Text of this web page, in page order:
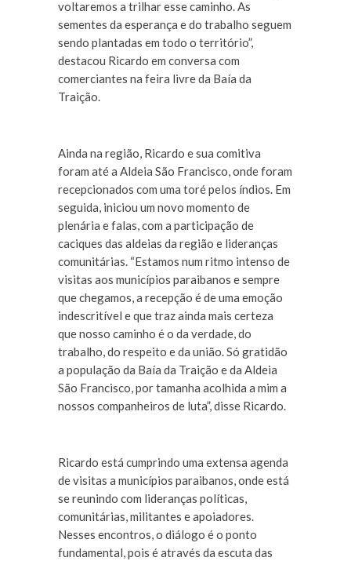
voltaremos a trilhar esse caminho. As
sementes da esperança e do trabalho seguem
sendo plantadas em todo o território”,
destacou Ricardo em conversa com
comerciantes na feira livre da Baía da
Traição.
Ainda na região, Ricardo e sua comitiva
foram até a Aldeia São Francisco, onde foram
recepcionados com uma toré pelos índios. Em
seguida, iniciou um novo momento de
plenária e falas, com a participação de
caciques das aldeias da região e lideranças
comunitárias. “Estamos num ritmo intenso de
visitas aos municípios paraibanos e sempre
que chegamos, a recepção é de uma emoção
indescritível e que traz ainda mais certeza
que nosso caminho é o da verdade, do
trabalho, do respeito e da união. Só gratidão
a população da Baía da Traição e da Aldeia
São Francisco, por tamanha acolhida a mim a
nossos companheiros de luta”, disse Ricardo.
Ricardo está cumprindo uma extensa agenda
de visitas a municípios paraibanos, onde está
se reunindo com lideranças políticas,
comunitárias, militantes e apoiadores.
Nesses encontros, o diálogo é o ponto
fundamental, pois é através da escuta das